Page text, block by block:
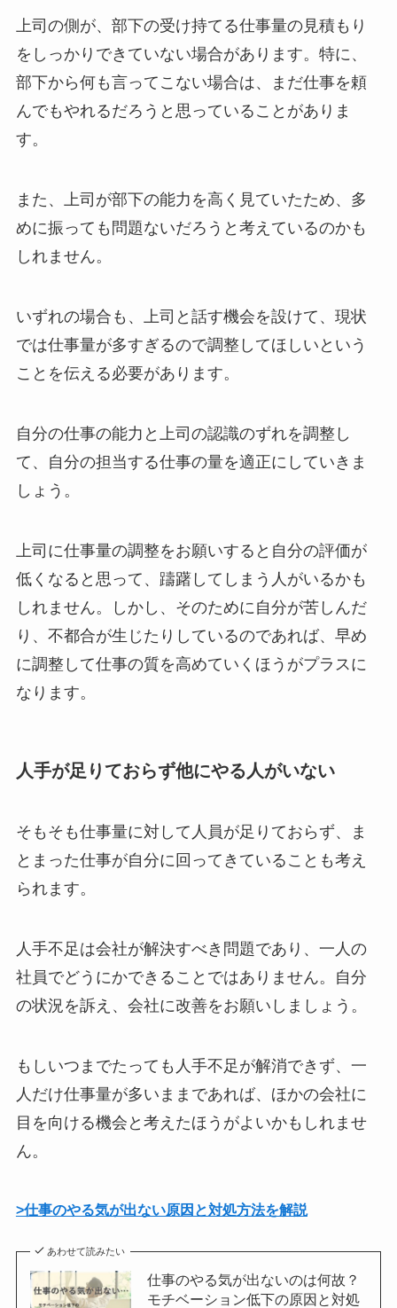
上司の側が、部下の受け持てる仕事量の見積もり
をしっかりできていない場合があります。特に、
部下から何も言ってこない場合は、まだ仕事を頼
んでもやれるだろうと思っていることがありま
す。
また、上司が部下の能力を高く見ていたため、多
めに振っても問題ないだろうと考えているのかも
しれません。
いずれの場合も、上司と話す機会を設けて、現状
では仕事量が多すぎるので調整してほしいという
ことを伝える必要があります。
自分の仕事の能力と上司の認識のずれを調整し
て、自分の担当する仕事の量を適正にしていきま
しょう。
上司に仕事量の調整をお願いすると自分の評価が
低くなると思って、躊躇してしまう人がいるかも
しれません。しかし、そのために自分が苦しんだ
り、不都合が生じたりしているのであれば、早め
に調整して仕事の質を高めていくほうがプラスに
なります。
人手が足りておらず他にやる人がいない
そもそも仕事量に対して人員が足りておらず、ま
とまった仕事が自分に回ってきていることも考え
られます。
人手不足は会社が解決すべき問題であり、一人の
社員でどうにかできることではありません。自分
の状況を訴え、会社に改善をお願いしましょう。
もしいつまでたっても人手不足が解消できず、一
人だけ仕事量が多いままであれば、ほかの会社に
目を向ける機会と考えたほうがよいかもしれませ
ん。
>仕事のやる気が出ない原因と対処方法を解説
あわせて読みたい
仕事のやる気が出ないのは何故？
モチベーション低下の原因と対処